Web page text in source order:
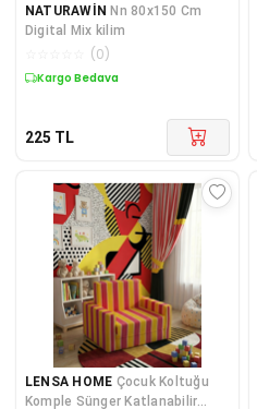
NATURAWİN Nn 80x150 Cm
Digital Mix kilim
(0)
Kargo Bedava
225 TL
LENSA HOME Çocuk Koltuğu
Komple Sünger Katlanabilir